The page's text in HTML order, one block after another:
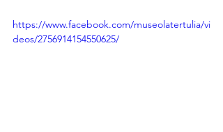
https://www.facebook.com/museolatertulia/vi
deos/2756914154550625/